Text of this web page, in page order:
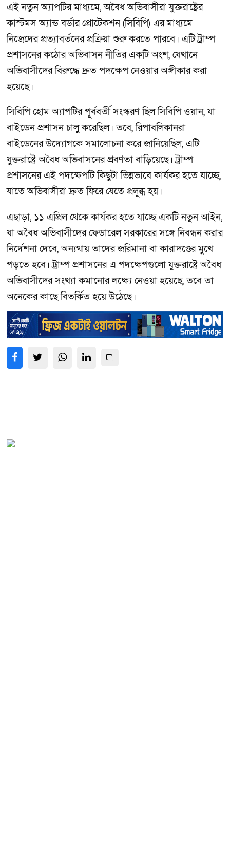
এই নতুন অ্যাপটির মাধ্যমে, অবৈধ অভিবাসীরা যুক্তরাষ্ট্রের
কাস্টমস অ্যান্ড বর্ডার প্রোটেকশন (সিবিপি) এর মাধ্যমে
নিজেদের প্রত্যাবর্তনের প্রক্রিয়া শুরু করতে পারবে। এটি ট্রাম্প
প্রশাসনের কঠোর অভিবাসন নীতির একটি অংশ, যেখানে
অভিবাসীদের বিরুদ্ধে দ্রুত পদক্ষেপ নেওয়ার অঙ্গীকার করা
হয়েছে।
সিবিপি হোম অ্যাপটির পূর্ববর্তী সংস্করণ ছিল সিবিপি ওয়ান, যা
বাইডেন প্রশাসন চালু করেছিল। তবে, রিপাবলিকানরা
বাইডেনের উদ্যোগকে সমালোচনা করে জানিয়েছিল, এটি
যুক্তরাষ্ট্রে অবৈধ অভিবাসনের প্রবণতা বাড়িয়েছে। ট্রাম্প
প্রশাসনের এই পদক্ষেপটি কিছুটা ভিন্নভাবে কার্যকর হতে যাচ্ছে,
যাতে অভিবাসীরা দ্রুত ফিরে যেতে প্রলুব্ধ হয়।
এছাড়া, ১১ এপ্রিল থেকে কার্যকর হতে যাচ্ছে একটি নতুন আইন,
যা অবৈধ অভিবাসীদের ফেডারেল সরকারের সঙ্গে নিবন্ধন করার
নির্দেশনা দেবে, অন্যথায় তাদের জরিমানা বা কারাদণ্ডের মুখে
পড়তে হবে। ট্রাম্প প্রশাসনের এ পদক্ষেপগুলো যুক্তরাষ্ট্রে অবৈধ
অভিবাসীদের সংখ্যা কমানোর লক্ষ্যে নেওয়া হয়েছে, তবে তা
অনেকের কাছে বিতর্কিত হয়ে উঠেছে।